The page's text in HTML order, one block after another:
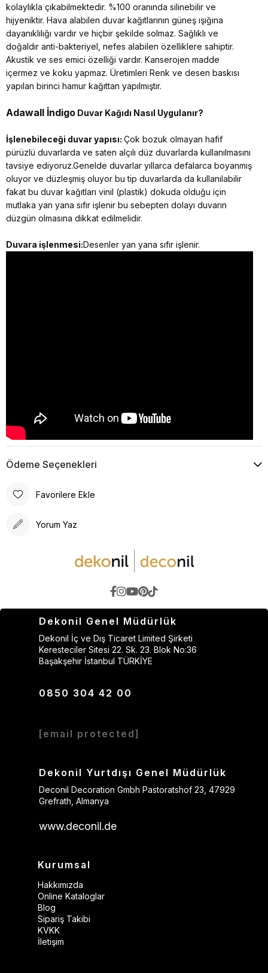
kolaylıkla çıkabilmektedir. %100 oranında silinebilir ve
hijyeniktir. Hava alabilen duvar kağıtlarının güneş ışığına
dayanıklılığı vardır ve hiçbir şekilde solmaz. Sağlıklı ve
doğaldır anti-bakteriyel, nefes alabilen özelliklere sahiptir.
Akustik ve ses emici özelliği vardır. Kanserojen madde
içermez ve koku yapmaz. Üretimleri Renk ve desen baskısı
yapılan birinci hamur kağıttan yapılmıştır.
Adawall İndigo Duvar Kağıdı Nasıl Uygulanır?
İşlenebileceği duvar yapısı: Çok bozuk olmayan hafif
pürüzlü duvarlarda ve saten alçılı düz duvarlarda kullanılmasını
tavsiye ediyoruz.Genelde duvarlar yıllarca defalarca boyanmış
oluyor ve düzleşmiş oluyor bu tip duvarlarda da kullanılabilir
fakat bu duvar kağıtları vinil (plastik) dokuda olduğu için
mutlaka yan yana sıfır işlenir bu sebepten dolayı duvarın
düzgün olmasına dikkat edilmelidir.
Duvara işlenmesi:Desenler yan yana sıfır işlenir.
Ödeme Seçenekleri
Favorilere Ekle
Yorum Yaz
Dekonil Genel Müdürlük
Dekonil İç ve Dış Ticaret Limited Şirketi
Keresteciler Sitesi 22. Sk. 23. Blok No:36
Başakşehir İstanbul TÜRKİYE
0850 304 42 00
[email protected]
Dekonil Yurtdışı Genel Müdürlük
Deconil Decoration Gmbh Pastoratshof 23, 47929
Grefrath, Almanya
www.deconil.de
Kurumsal
Hakkımızda
Online Kataloglar
Blog
Sipariş Takibi
KVKK
İletişim